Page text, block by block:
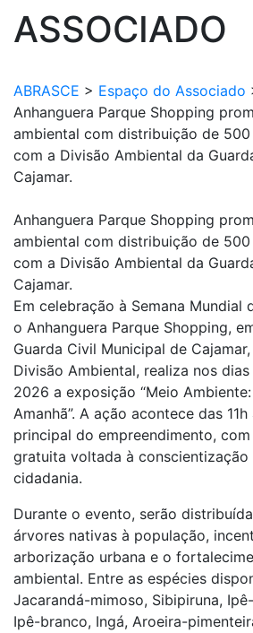
ASSOCIADO
ABRASCE > Espaço do Associado
Anhanguera Parque Shopping
ambiental com distribuição de
com a Divisão Ambiental da
Cajamar.
Anhanguera Parque Shopping
ambiental com distribuição de
com a Divisão Ambiental da
Cajamar.
Em celebração à Semana Mundial
o Anhanguera Parque Shopping,
Guarda Civil Municipal de
Divisão Ambiental, realiza nos
2026 a exposição “Meio
Amanhã”. A ação acontece das
principal do empreendimento,
gratuita voltada à conscientização
cidadania.
Durante o evento, serão
árvores nativas à população,
arborização urbana e o
ambiental. Entre as espécies
Jacarandá-mimoso, Sibipiruna,
Ipê-branco, Ingá, Aroeira-